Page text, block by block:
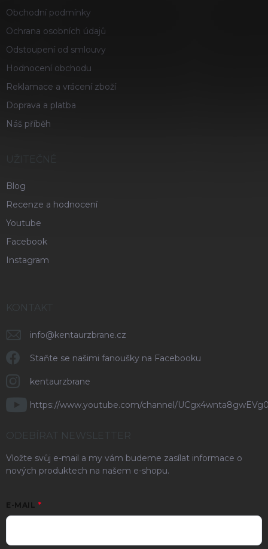
Obchodní podmínky
Ochrana osobních údajů
Odstoupení od smlouvy
Hodnocení obchodu
Reklamace a vrácení zboží
Doprava a platba
Náš příběh
UŽITEČNÉ
Blog
Recenze a hodnocení
Youtube
Facebook
Instagram
KONTAKT
info@kentaurzbrane.cz
Staňte se našimi fanoušky na Facebooku
kentaurzbrane
https://www.youtube.com/channel/
ODEBÍRAT NEWSLETTER
Vložte svůj e-mail a my vám budeme zasílat informace o
nových produktech na našem e-shopu.
E-MAIL